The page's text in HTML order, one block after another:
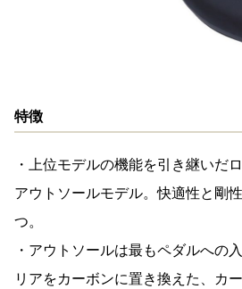
特徴
・上位モデルの機能を引き継いだ
アウトソールモデル。快適性と剛
つ。
・アウトソールは最もペダルへの
リアをカーボンに置き換えた、カ